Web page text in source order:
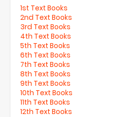
1st Text Books
2nd Text Books
3rd Text Books
4th Text Books
5th Text Books
6th Text Books
7th Text Books
8th Text Books
9th Text Books
10th Text Books
11th Text Books
12th Text Books